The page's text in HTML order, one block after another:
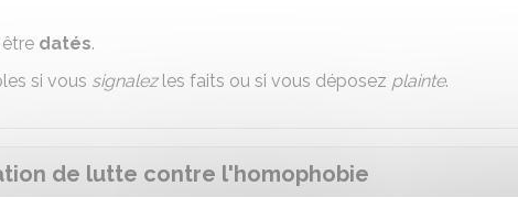
datés.
si vous signalezles faits ou si vous déposez plainte.
de lutte contre l'homophobie